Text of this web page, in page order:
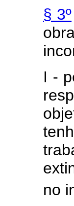
§ 3º
I -
no